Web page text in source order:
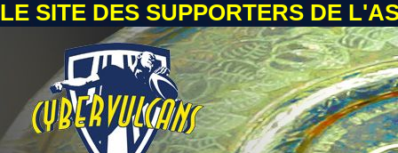
LE SITE DES SUPPORTERS DE